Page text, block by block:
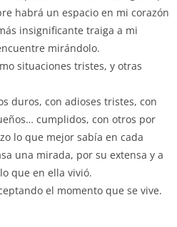
habrá un espacio en mi corazón
insignificante traiga a mi
mirándolo.
situaciones tristes, y otras
duros, con adioses tristes, con
cumplidos, con otros por
lo que mejor sabía en cada
una mirada, por su extensa y a
que en ella vivió.
el momento que se vive.